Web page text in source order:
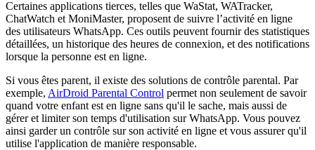
Certaines applications tierces, telles que WaStat, WATracker,
ChatWatch et MoniMaster, proposent de suivre l’activité en ligne
des utilisateurs WhatsApp. Ces outils peuvent fournir des statistiques
détaillées, un historique des heures de connexion, et des notifications
lorsque la personne est en ligne.
Si vous êtes parent, il existe des solutions de contrôle parental. Par
exemple, AirDroid Parental Control permet non seulement de savoir
quand votre enfant est en ligne sans qu'il le sache, mais aussi de
gérer et limiter son temps d'utilisation sur WhatsApp. Vous pouvez
ainsi garder un contrôle sur son activité en ligne et vous assurer qu'il
utilise l'application de manière responsable.